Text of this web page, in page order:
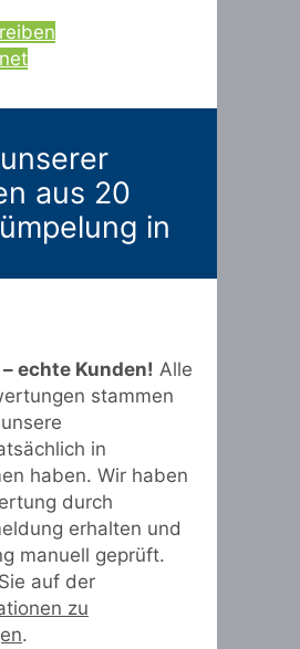
aus 20
in
echte Kunden! Alle
stammen
in
haben. Wir haben
durch
erhalten und
manuell geprüft.
auf der
zu
.